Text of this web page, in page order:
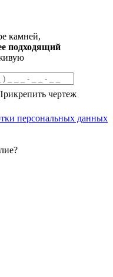
камней,
подходящий
чертеж
персональных данных